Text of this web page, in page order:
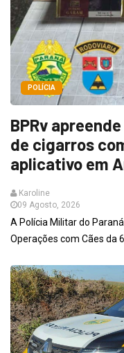
POLÍCIA
BPRv
de cigarros
aplicativo em
Karoline
09 Agosto, 2026
A Polícia Militar do
Operações com Cães da